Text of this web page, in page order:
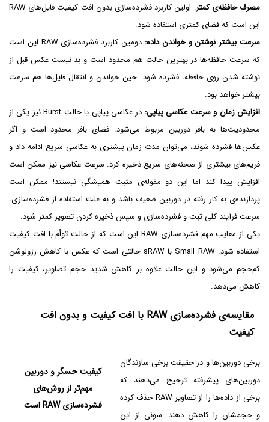
مصرف حافظه‌ی کمتر
: اولین کاربرد فشرده‌سازی بدون افت کیفیت فایل‌های RAW
این است که فضای کمتری استفاده شود.
سرعت بیشتر نوشتن و خواندن داده:
دومین کاربرد فشرده‌سازی RAW این است
که سرعت حافظه‌ها در بهترین حالت هم محدود است و بد نیست عکس قبل از
نوشته شدن روی حافظه، فشرده شود. حین خواندن و انتقال فایل‌ها هم سرعت
بیشتر خواهد بود.
افزایش زمان و سرعت عکاسی پیاپی:
در عکاسی پیاپی یا حالت Burst نیز یکی از
محدودیت‌ها به بافر دوربین مربوط می‌شود. فضای بافر محدود است و اگر
عکس‌ها فشرده شوند، می‌توان مدت زمان بیشتری به عکاسی سریع ادامه داد و
فریم‌های بیشتری از صحنه‌های سریع ذخیره کرد. سرعت عکاسی نیز ممکن است
افزایش پیدا کند اما این دو مقوله‌ی مثبت همیشگی نیستند! ممکن است
پردازنده‌ی به کار رفته در دوربین ضعیف باشد و به علت استفاده از فشرده‌سازی،
سرعت فرآیند کلی ثبت و فشرده‌سازی و سپس ذخیره کردن تصویر کمتر شود.
یکی از معایب مهم فشرده‌سازی RAW این است که از حالت توأم با افت کیفیت
استفاده شود. Small RAW‌ با sRAW حالتی است که عکس با کاهش رزولوشن
کم‌حجم می‌شود و این حالت علاوه بر کاهش شدید حجم تصاویر، کیفیت را
کاهش می‌دهد.
مقایسه‌ی فشرده‌سازی RAW با افت کیفیت و بدون افت
کیفیت
کیفیت حسگر و دوربین
مهم‌تر از روش‌های
فشرده‌سازی RAW است
برخی دوربین‌ها و در حقیقت برخی سازندگان
دوربین‌های پیشرفته ترجیح می‌دهند که
برخی از داده‌ها را از تصاویر RAW حذف کرده
و حجمشان را کاهش دهند. سونی از این